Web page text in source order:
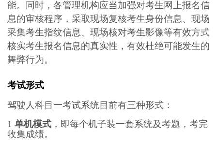
能。同时，各管理机构应当加强对考生网上报名信
息的审核程序，采取现场复核考生身份信息、现场
采集考生指纹信息、现场核对考生影像等有效方式
核实考生报名信息的真实性，有效杜绝可能发生的
舞弊行为。
考试形式
驾驶人科目一考试系统目前有三种形式：
1 单机模式 ，即每个机子装一套系统及考题，考完
收集成绩。